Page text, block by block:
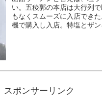
い。五稜郭の本店は大行列
もなくスムーズに入店でき
機で購入し入店。特塩とザ
スポンサーリンク